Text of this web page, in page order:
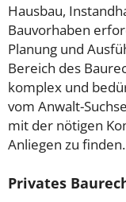
Hausbau,
Bauvorhaben
Planung und
Bereich des
komplex und
vom Anwalt-
mit der nötigen
Anliegen zu finden.
Privates